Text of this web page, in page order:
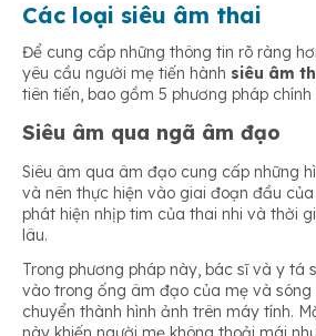
Các loại siêu âm thai
Để cung cấp những thông tin rõ ràng
yêu cầu người mẹ tiến hành siêu âm
tiên tiến, bao gồm 5 phương pháp
Siêu âm qua ngã âm đạo
Siêu âm qua âm đạo cung cấp những
và nên thực hiện vào giai đoạn đầu
phát hiện nhịp tim của thai nhi và thời
lâu.
Trong phương pháp này, bác sĩ và y tá
vào trong ống âm đạo của mẹ và
chuyển thành hình ảnh trên máy tính.